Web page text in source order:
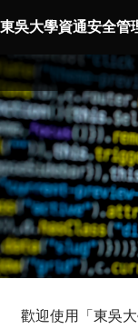
東吳大學資通安全管
歡迎使用「東吳